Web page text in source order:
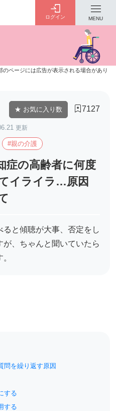
ログイン MENU
忘れの方はこちら
病院・施設 介護保険制度
運営会社
掲載をご希望の方
★ お気に入り数 7127
更新
#親の介護
症の高齢者に何度
イライラ…原因
と傾聴が大事、否定をし
、ちゃんと聞いていたら
問を繰り返す原因
する
する